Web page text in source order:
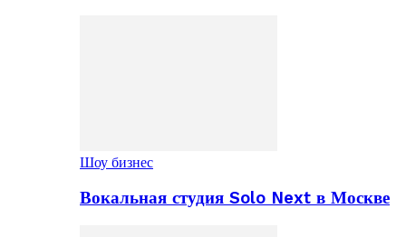
Шоу бизнес
Вокальная студия Solo Next в Москве